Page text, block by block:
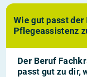
Wie gut passt
Pflegeassistenz
Der Beruf
passt gut zu dir,